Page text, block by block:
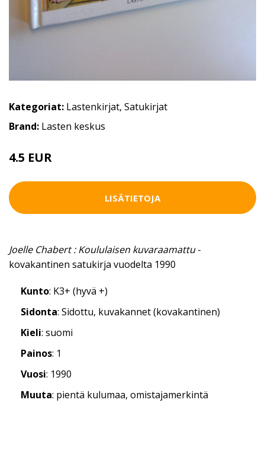
Kategoriat: Lastenkirjat, Satukirjat
Brand: Lasten keskus
4.5 EUR
LISÄTIETOJA
Joelle Chabert : Koululaisen kuvaraamattu-
kovakantinen satukirja vuodelta 1990
Kunto: K3+ (hyvä +)
Sidonta: Sidottu, kuvakannet (kovakantinen)
Kieli: suomi
Painos: 1
Vuosi: 1990
Muuta: pientä kulumaa, omistajamerkintä